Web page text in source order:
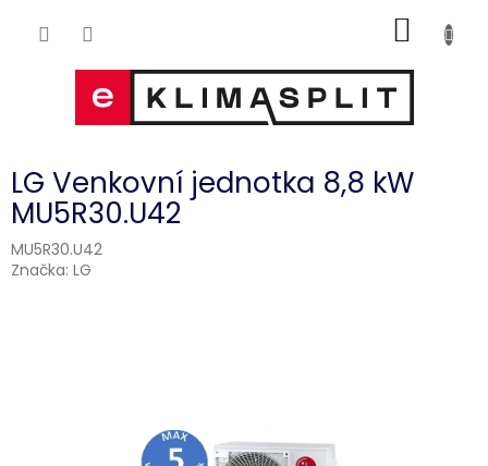
KOŠÍK
LG Venkovní jednotka 8,8 kW
MU5R30.U42
MU5R30.U42
Značka: LG